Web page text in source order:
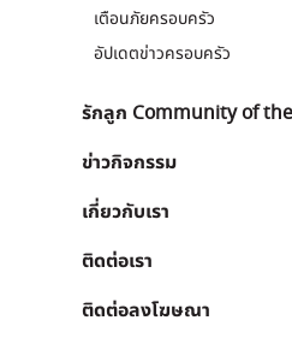
เตือนภัยครอบครัว
อัปเดตข่าวครอบครัว
รักลูก Community of
ข่าวกิจกรรม
เกี่ยวกับเรา
ติดต่อเรา
ติดต่อลงโฆษณา